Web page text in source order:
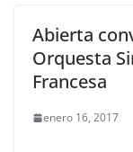
Abierta
Orquesta
Francesa
enero 16, 2017